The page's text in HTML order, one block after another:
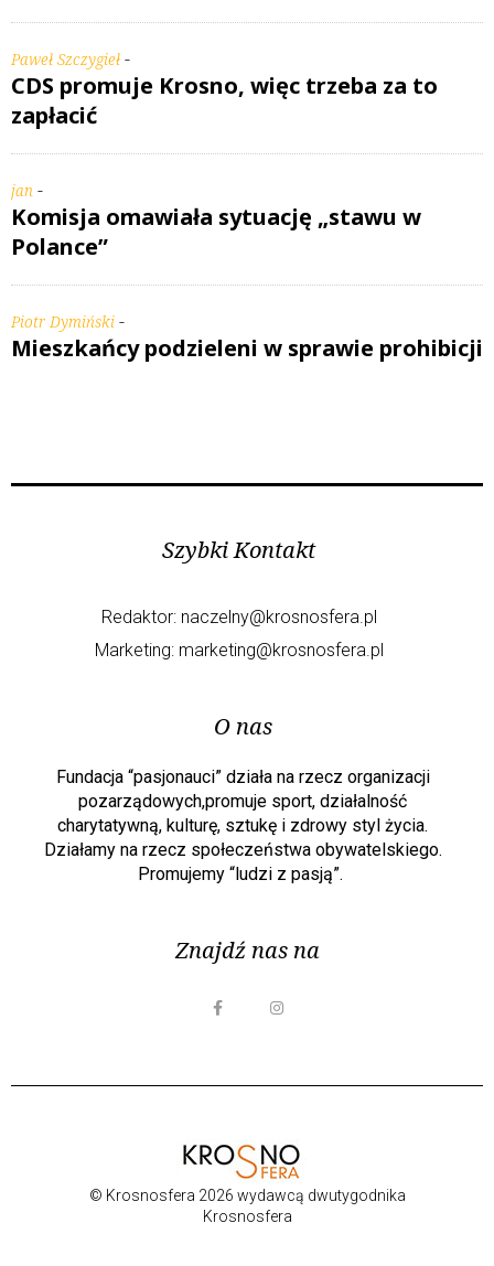
Paweł Szczygieł -
CDS promuje Krosno, więc trzeba za to
zapłacić
jan -
Komisja omawiała sytuację „stawu w
Polance”
Piotr Dymiński -
Mieszkańcy podzieleni w sprawie prohibicji
Szybki Kontakt
Redaktor: naczelny@krosnosfera.pl
Marketing: marketing@krosnosfera.pl
O nas
Fundacja “pasjonauci” działa na rzecz organizacji
pozarządowych,promuje sport, działalność
charytatywną, kulturę, sztukę i zdrowy styl życia.
Działamy na rzecz społeczeństwa obywatelskiego.
Promujemy “ludzi z pasją”.
Znajdź nas na
© Krosnosfera 2026 wydawcą dwutygodnika
Krosnosfera